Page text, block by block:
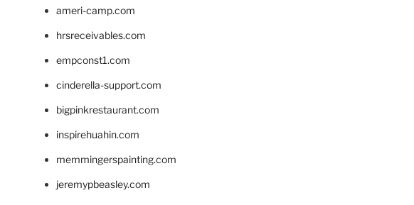
ameri-camp.com
hrsreceivables.com
empconst1.com
cinderella-support.com
bigpinkrestaurant.com
inspirehuahin.com
memmingerspainting.com
jeremypbeasley.com